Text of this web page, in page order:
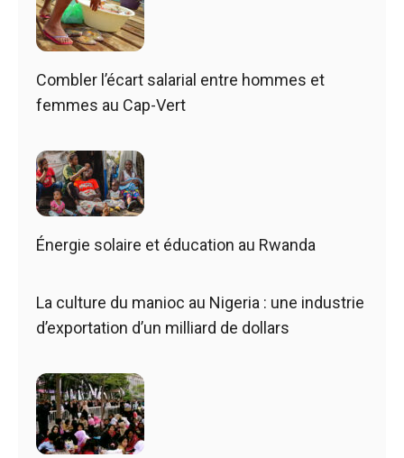
Combler l’écart salarial entre hommes et
femmes au Cap-Vert
Énergie solaire et éducation au Rwanda
La culture du manioc au Nigeria : une industrie
d’exportation d’un milliard de dollars